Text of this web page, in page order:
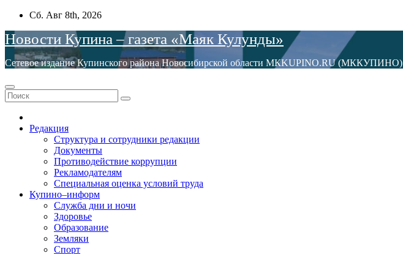
Перейти
содержимому
Сб. Авг 8th, 2026
Новости Купина – газета «Маяк Кулунды»
Сетевое издание Купинского района Новосибирской области МКKUPINO.RU (МККУПИНО)
Редакция
Структура и сотрудники редакции
Документы
Противодействие коррупции
Рекламодателям
Специальная оценка условий труда
Купино–информ
Служба дни и ночи
Здоровье
Образование
Земляки
Спорт